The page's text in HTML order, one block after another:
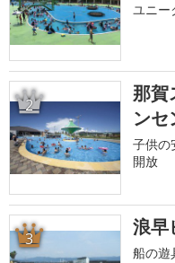
ユニー
2
那賀
ン
子供の
開放
3 浪早
船の遊